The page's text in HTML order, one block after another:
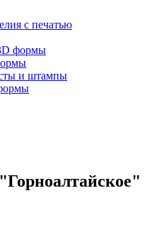
с печатью
формы
и штампы